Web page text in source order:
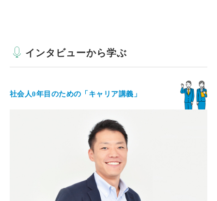
インタビューから学ぶ
社会人0年目のための「キャリア講義」